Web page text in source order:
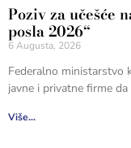
Poziv za učešće
posla 2026“
6 Augusta, 2026
Federalno ministarstvo
javne i privatne firme
Više...